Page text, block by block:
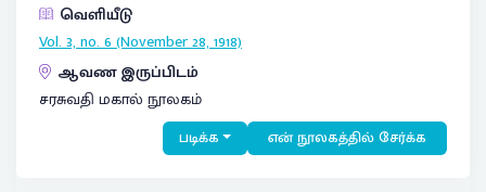
வெளியீடு
Vol. 3, no. 6 (November 28, 1918)
ஆவண இருப்பிடம்
சரசுவதி மகால் நூலகம்
படிக்க என் நூலகத்தில் சேர்க்க